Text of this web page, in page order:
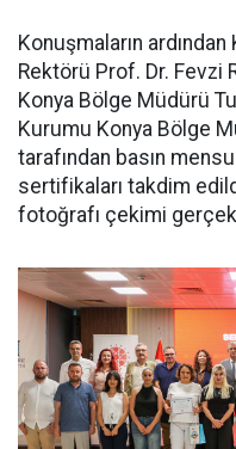
Konuşmaların
Rektörü Prof. Dr. Fevzi
Konya Bölge Müdürü
Kurumu Konya Bölge
tarafından basın
sertifikaları takdim
fotoğrafı çekimi